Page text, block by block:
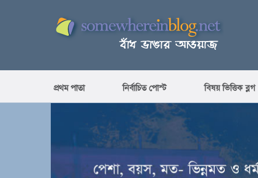
প্রথম পাতা নির্বাচিত পোস্ট বিষয় ভিত্তিক ব্লগ